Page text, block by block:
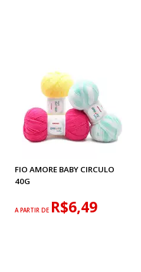
FIO AMORE BABY CIRCULO
40G
A PARTIR DE R$6,49